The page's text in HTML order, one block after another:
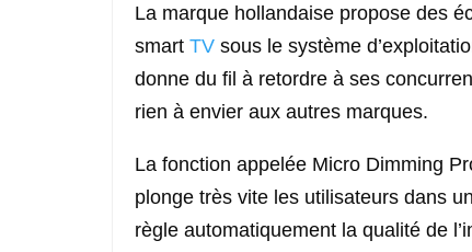
La marque hollandaise propose des
smart TV sous le système
donne du fil à retordre à ses
rien à envier aux autres marques.
La fonction appelée Micro Dimming
plonge très vite les utilisateurs dans
règle automatiquement la qualité de